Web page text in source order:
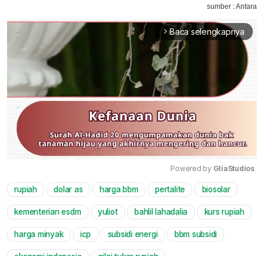
sumber : Antara
arrow_forward_ios Baca selengkapnya
Mute
Powered by GliaStudios
rupiah dolar as harga bbm pertalite biosolar
kementerian esdm yuliot bahlil lahadalia kurs rupiah
harga minyak icp subsidi energi bbm subsidi